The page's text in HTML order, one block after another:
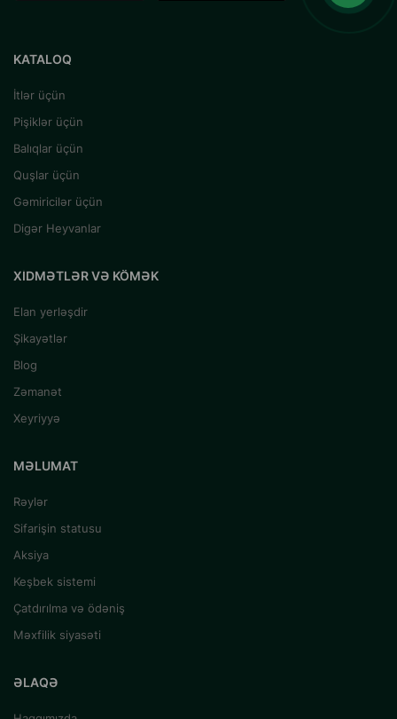
KATALOQ
İtlər üçün
Pişiklər üçün
Balıqlar üçün
Quşlar üçün
Gəmiricilər üçün
Digər Heyvanlar
XIDMƏTLƏR VƏ KÖMƏK
Elan yerləşdir
Şikayətlər
Blog
Zəmanət
Xeyriyyə
MƏLUMAT
Rəylər
Sifarişin statusu
Aksiya
Keşbek sistemi
Çatdırılma və ödəniş
Məxfilik siyasəti
ƏLAQƏ